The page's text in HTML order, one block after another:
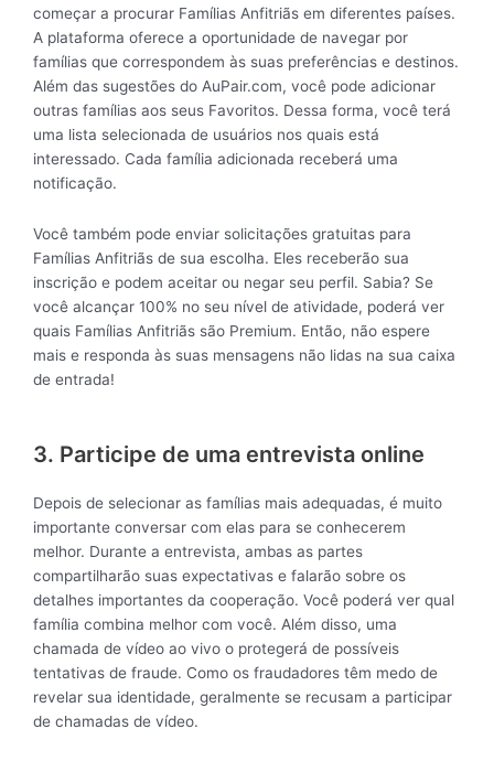
começar a procurar Famílias Anfitriãs em diferentes países.
A plataforma oferece a oportunidade de navegar por
famílias que correspondem às suas preferências e destinos.
Além das sugestões do AuPair.com, você pode adicionar
outras famílias aos seus Favoritos. Dessa forma, você terá
uma lista selecionada de usuários nos quais está
interessado. Cada família adicionada receberá uma
notificação.
Você também pode enviar solicitações gratuitas para
Famílias Anfitriãs de sua escolha. Eles receberão sua
inscrição e podem aceitar ou negar seu perfil. Sabia? Se
você alcançar 100% no seu nível de atividade, poderá ver
quais Famílias Anfitriãs são Premium. Então, não espere
mais e responda às suas mensagens não lidas na sua caixa
de entrada!
3. Participe de uma entrevista online
Depois de selecionar as famílias mais adequadas, é muito
importante conversar com elas para se conhecerem
melhor. Durante a entrevista, ambas as partes
compartilharão suas expectativas e falarão sobre os
detalhes importantes da cooperação. Você poderá ver qual
família combina melhor com você. Além disso, uma
chamada de vídeo ao vivo o protegerá de possíveis
tentativas de fraude. Como os fraudadores têm medo de
revelar sua identidade, geralmente se recusam a participar
de chamadas de vídeo.